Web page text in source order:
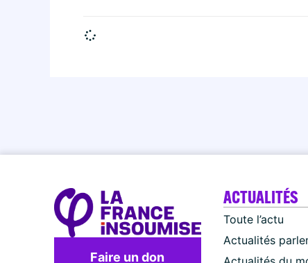
Faire un don
ACTUALITÉS
Toute l’actu
Actualités